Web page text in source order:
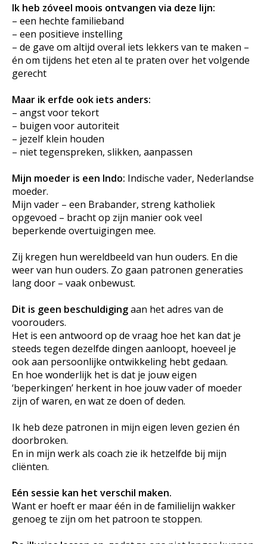
Ik heb zóveel moois ontvangen via deze lijn:
– een hechte familieband
– een positieve instelling
– de gave om altijd overal iets lekkers van te maken –
én om tijdens het eten al te praten over het volgende
gerecht
Maar ik erfde ook iets anders:
– angst voor tekort
– buigen voor autoriteit
– jezelf klein houden
– niet tegenspreken, slikken, aanpassen
Mijn moeder is een Indo: Indische vader, Nederlandse
moeder.
Mijn vader – een Brabander, streng katholiek
opgevoed – bracht op zijn manier ook veel
beperkende overtuigingen mee.
Zij kregen hun wereldbeeld van hun ouders. En die
weer van hun ouders. Zo gaan patronen generaties
lang door – vaak onbewust.
Dit is geen beschuldigingaan het adres van de
voorouders.
Het is een antwoord op de vraag hoe het kan dat je
steeds tegen dezelfde dingen aanloopt, hoeveel je
ook aan persoonlijke ontwikkeling hebt gedaan.
En hoe wonderlijk het is dat je jouw eigen
‘beperkingen’ herkent in hoe jouw vader of moeder
zijn of waren, en wat ze doen of deden.
Ik heb deze patronen in mijn eigen leven gezien én
doorbroken.
En in mijn werk als coach zie ik hetzelfde bij mijn
cliënten.
Eén sessie kan het verschil maken.
Want er hoeft er maar één in de familielijn wakker
genoeg te zijn om het patroon te stoppen.